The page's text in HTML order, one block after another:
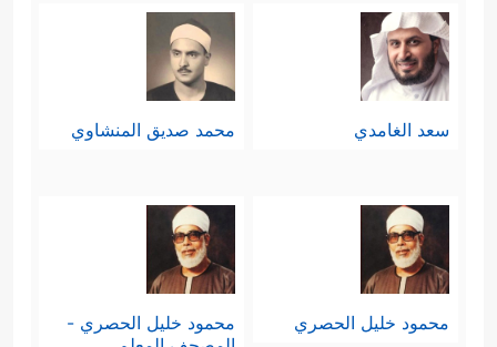
سعد الغامدي محمد صديق المنشاوي
محمود خليل الحصري
محمود خليل الحصري -